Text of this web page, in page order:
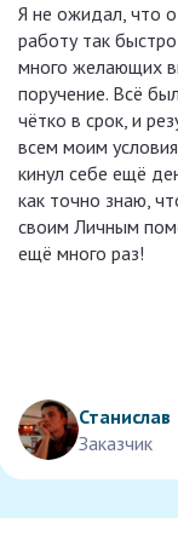
Я не ожидал, что
работу так
много желающих
поручение. Всё
чётко в срок, и
всем моим
кинул себе ещё
как точно знаю,
своим Личным
ещё много раз!
Станислав
Заказчик